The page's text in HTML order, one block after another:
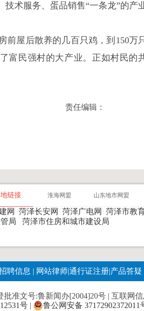
术服务、蛋品销售“一条龙”的产
前屋后散养的几百只鸡，到150万
富民强村的大产业。正如村民的
责任编辑：
链接 淮海网盟 山东地市网盟
网 菏泽长安网 菏泽广电网 菏泽市教
局
菏泽市住房和城市建设局
聘信息 | 网站律师|通行证注册|产品答疑
准文号:鲁新闻办[2004]20号 | 互联网
号 | 鲁公网安备 37172902372011